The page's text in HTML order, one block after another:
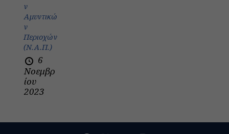
ν
Αμυντικώ
ν
Περιοχών
(Ν.Α.Π.)
6
Νοεμβρ
ίου
2023